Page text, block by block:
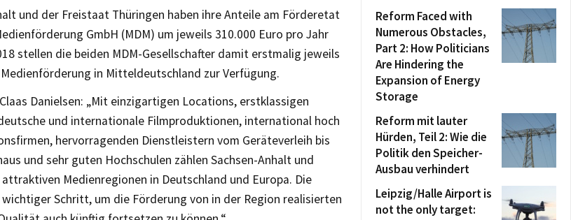
und der Freistaat Thüringen haben ihre Anteile am Förderetat
GmbH (MDM) um jeweils 310.000 Euro pro Jahr
stellen die beiden MDM-Gesellschafter damit erstmalig jeweils
in Mitteldeutschland zur Verfügung.
Danielsen: „Mit einzigartigen Locations, erstklassigen
und internationale Filmproduktionen, international hoch
hervorragenden Dienstleistern vom Geräteverleih bis
und sehr guten Hochschulen zählen Sachsen-Anhalt und
Medienregionen in Deutschland und Europa. Die
Schritt, um die Förderung von in der Region realisierten
Reform Faced with
Numerous Obstacles,
Part 2: How Politicians
Are Hindering the
Expansion of Energy
Storage
Reform mit lauter
Hürden, Teil 2: Wie die
Politik den Speicher-
Ausbau verhindert
Leipzig/Halle Airport is
not the only target: